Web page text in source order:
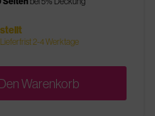
2-4 Werktage
Warenkorb